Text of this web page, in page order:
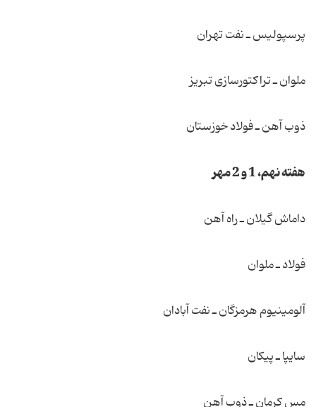
پرسپولیس ـ نفت تهران
ملوان ـ تراكتورسازی تبریز
ذوب آهن ـ فولاد خوزستان
هفته نهم، 1 و 2 مهر
داماش گیلان ـ راه آهن
فولاد ـ ملوان
آلومینیوم هرمزگان ـ نفت آبادان
سایپا ـ پیكان
مس كرمان ـ ذوب آهن